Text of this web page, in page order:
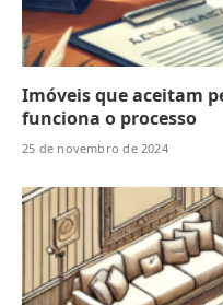
Imóveis que aceitam
funciona o processo
25 de novembro de 2024